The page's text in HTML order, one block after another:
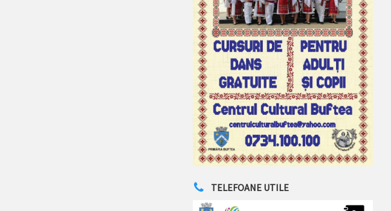
TELEFOANE UTILE